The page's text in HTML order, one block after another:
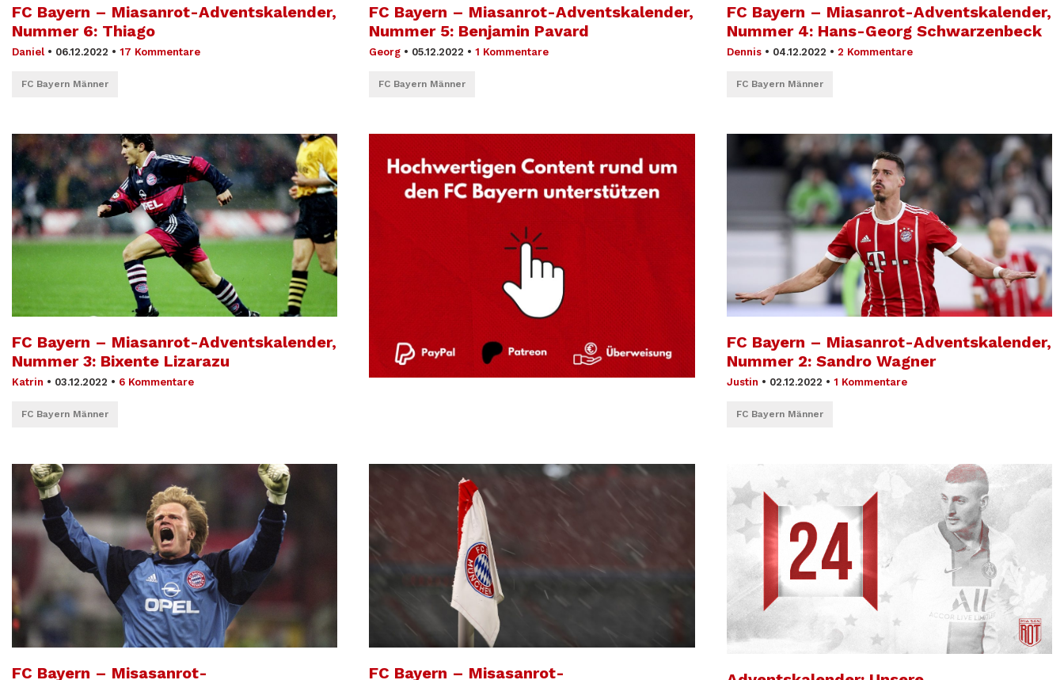
FC Bayern – Miasanrot-Adventskalender,
Nummer 6: Thiago
Daniel • 06.12.2022 • 17 Kommentare
FC Bayern Männer
FC Bayern – Miasanrot-Adventskalender,
Nummer 5: Benjamin Pavard
Georg • 05.12.2022 • 1 Kommentare
FC Bayern Männer
FC Bayern – Miasanrot-Adventskalender,
Nummer 4: Hans-Georg Schwarzenbeck
Dennis • 04.12.2022 • 2 Kommentare
FC Bayern Männer
FC Bayern – Miasanrot-Adventskalender,
Nummer 3: Bixente Lizarazu
Katrin • 03.12.2022 • 6 Kommentare
FC Bayern Männer
FC Bayern – Miasanrot-Adventskalender,
Nummer 2: Sandro Wagner
Justin • 02.12.2022 • 1 Kommentare
FC Bayern Männer
FC Bayern – Misasanrot- FC Bayern – Misasanrot-